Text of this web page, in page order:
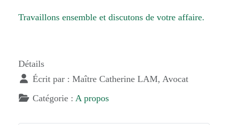
Travaillons ensemble et discutons de votre affaire.
Détails
Écrit par : Maître Catherine LAM, Avocat
Catégorie : A propos